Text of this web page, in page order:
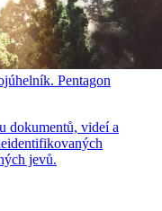
Pentagon
dokumentů, videí a
jevů.